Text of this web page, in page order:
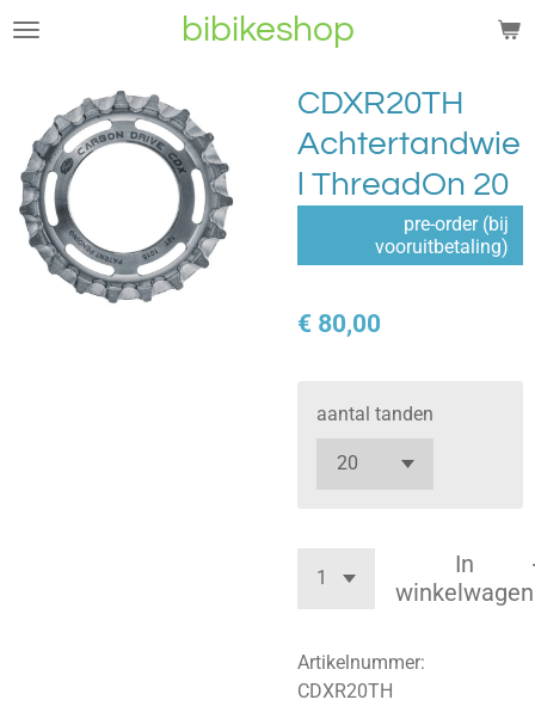
Ga
hoofdinhoud
bibikeshop
CDXR20TH
Achtertandwie
l ThreadOn 20
pre-order (bij
vooruitbetaling)
€ 80,00
aantal tanden
In
winkelwagen
Artikelnummer:
CDXR20TH